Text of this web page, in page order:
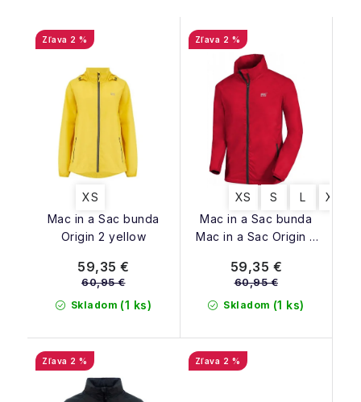
Mac in a Sac bunda
Origin 2 yellow
2 %
XS
Skladom (1 ks)
59,35 €
60,95 €
Mac in a Sac bunda
Mac in a Sac Origin 2
2 %
XS S L XL
Skladom (1 ks)
59,35 €
60,95 €
2 % 2 %